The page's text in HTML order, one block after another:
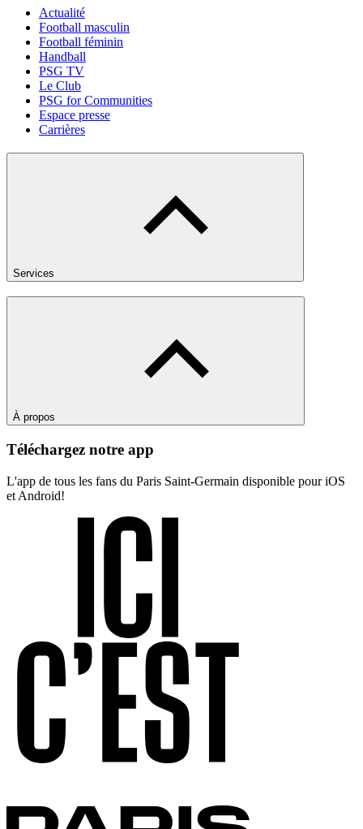
Actualité
Football masculin
Football féminin
Handball
PSG TV
Le Club
PSG for Communities
Espace presse
Carrières
Services
À propos
Téléchargez notre app
L'app de tous les fans du Paris Saint-Germain disponible pour iOS
et Android!